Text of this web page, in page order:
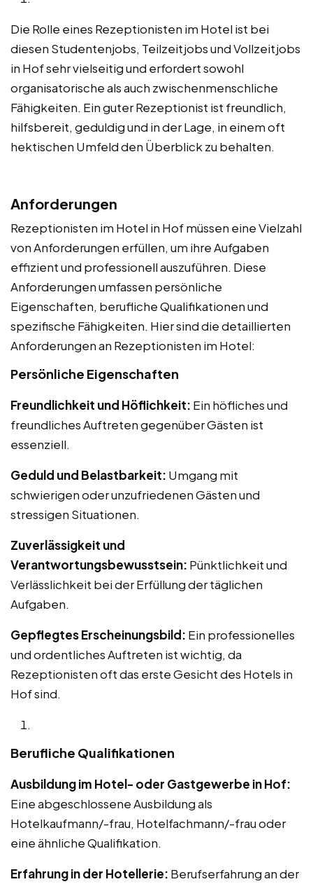
Die Rolle eines Rezeptionisten im Hotel ist bei
diesen Studentenjobs, Teilzeitjobs und Vollzeitjobs
in Hof sehr vielseitig und erfordert sowohl
organisatorische als auch zwischenmenschliche
Fähigkeiten. Ein guter Rezeptionist ist freundlich,
hilfsbereit, geduldig und in der Lage, in einem oft
hektischen Umfeld den Überblick zu behalten.
Anforderungen
Rezeptionisten im Hotel in Hof müssen eine Vielzahl
von Anforderungen erfüllen, um ihre Aufgaben
effizient und professionell auszuführen. Diese
Anforderungen umfassen persönliche
Eigenschaften, berufliche Qualifikationen und
spezifische Fähigkeiten. Hier sind die detaillierten
Anforderungen an Rezeptionisten im Hotel:
Persönliche Eigenschaften
Freundlichkeit und Höflichkeit: Ein höfliches und
freundliches Auftreten gegenüber Gästen ist
essenziell.
Geduld und Belastbarkeit: Umgang mit
schwierigen oder unzufriedenen Gästen und
stressigen Situationen.
Zuverlässigkeit und
Verantwortungsbewusstsein: Pünktlichkeit und
Verlässlichkeit bei der Erfüllung der täglichen
Aufgaben.
Gepflegtes Erscheinungsbild: Ein professionelles
und ordentliches Auftreten ist wichtig, da
Rezeptionisten oft das erste Gesicht des Hotels in
Hof sind.
Berufliche Qualifikationen
Ausbildung im Hotel- oder Gastgewerbe in Hof:
Eine abgeschlossene Ausbildung als
Hotelkaufmann/-frau, Hotelfachmann/-frau oder
eine ähnliche Qualifikation.
Erfahrung in der Hotellerie: Berufserfahrung an der